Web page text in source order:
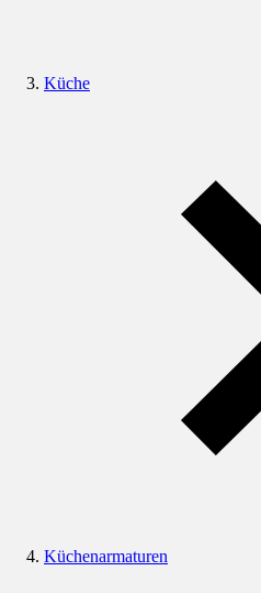
Küche
Küchenarmaturen